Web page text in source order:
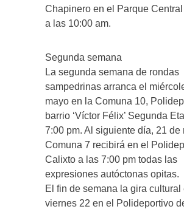
Chapinero en el Parque
a las 10:00 am.
Segunda semana
La segunda semana de rondas
sampedrinas arranca el
mayo en la Comuna 10,
barrio ‘Víctor Félix’ Segunda
7:00 pm. Al siguiente día, 21 de
Comuna 7 recibirá en el
Calixto a las 7:00 pm todas las
expresiones autóctonas opitas.
El fin de semana la gira cultural
viernes 22 en el Polideportivo